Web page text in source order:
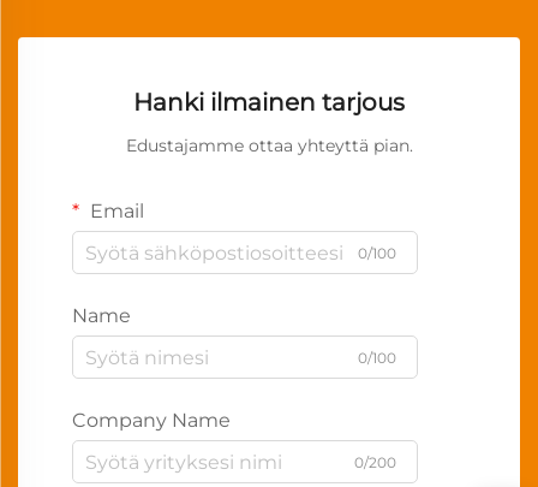
Hanki ilmainen tarjous
Edustajamme ottaa yhteyttä pian.
Email
0/100
Name
0/100
Company Name
0/200